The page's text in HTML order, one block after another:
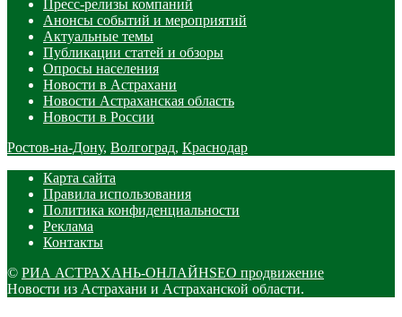
Пресс-релизы компаний
Анонсы событий и мероприятий
Актуальные темы
Публикации статей и обзоры
Опросы населения
Новости в Астрахани
Новости Астраханская область
Новости в России
Ростов-на-Дону, Волгоград, Краснодар
Карта сайта
Правила использования
Политика конфиденциальности
Реклама
Контакты
© РИА АСТРАХАНЬ-ОНЛАЙНSEO продвижение
Новости из Астрахани и Астраханской области.